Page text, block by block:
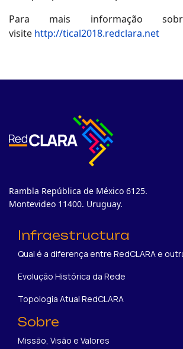
Para mais informação
visite http://tical2018.redclara.net
Rambla República de México 6125.
Montevideo 11400. Uruguay.
Infraestructura
Qual é a diferença entre RedCLARA e
Evolução Histórica da Rede
Topologia Atual RedCLARA
Sobre
Missão, Visão e Valores